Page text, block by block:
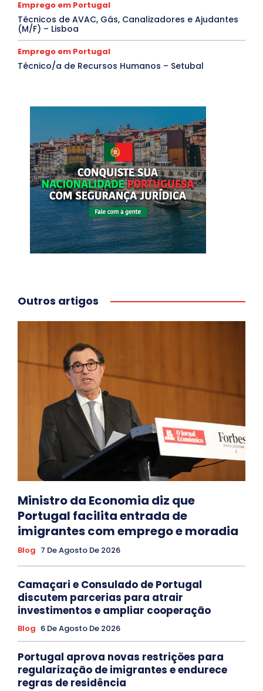
Emprego em Portugal
Técnicos de AVAC, Gás, Canalizadores e Ajudantes
(M/F) – Lisboa
Emprego em Portugal
Técnico/a de Recursos Humanos – Setubal
Outros artigos
Ministro da Economia diz que
Portugal facilita entrada de
imigrantes com emprego e moradia
Blog 7 De Agosto De 2026
Camaçari e Consulado de Portugal
discutem parcerias para atrair
investimentos e ampliar cooperação
Blog 6 De Agosto De 2026
Portugal aprova novas restrições para
regularização de imigrantes e endurece
regras de residência